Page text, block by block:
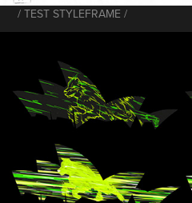
/ TEST STYLEFRAME /